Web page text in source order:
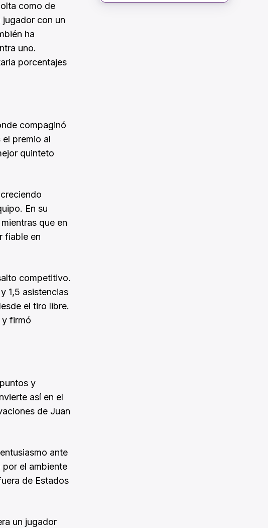
como de
jugador con un
ha
uno.
porcentajes
compaginó
premio al
quinteto
En su
que en
fiable en
competitivo.
1,5 asistencias
el tiro libre.
y firmó
y
así en el
de Juan
ante
por el ambiente
de Estados
un jugador